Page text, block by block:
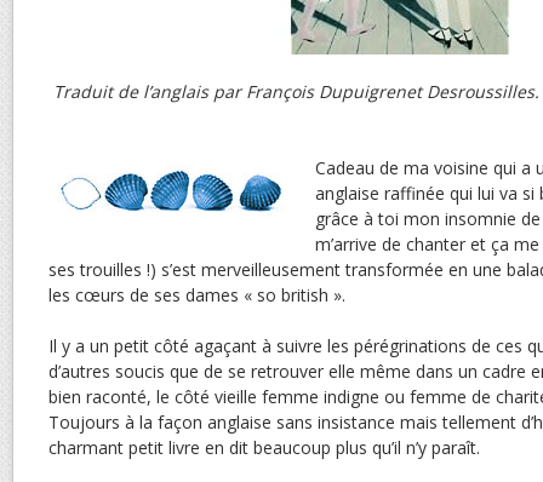
Traduit de l’anglais par François Dupuigrenet Desroussilles.
Cadeau de ma voisine qui a
anglaise raffinée qui lui va si
grâce à toi mon insomnie
m’arrive de chanter et ça
ses trouilles !) s’est merveilleusement transformée en une
les cœurs de ses dames « so british ».
Il y a un petit côté agaçant à suivre les pérégrinations de ces
d’autres soucis que de se retrouver elle même dans un cadre
bien raconté, le côté vieille femme indigne ou femme de
Toujours à la façon anglaise sans insistance mais tellement
charmant petit livre en dit beaucoup plus qu’il n’y paraît.